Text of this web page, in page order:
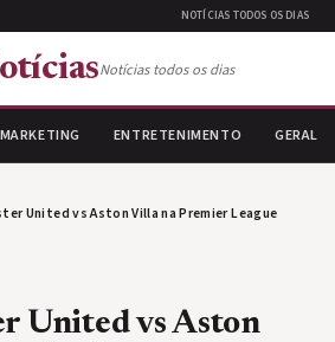
NOTÍCIAS TODOS OS DIAS
Notícias todos os dias
MARKETING ENTRETENIMENTO GERAL
United vs Aston Villa na Premier League
United vs Aston